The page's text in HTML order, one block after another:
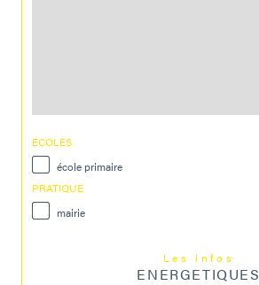
ECOLES
école primaire
PRATIQUE
mairie
Les infos
ENERGETIQUES